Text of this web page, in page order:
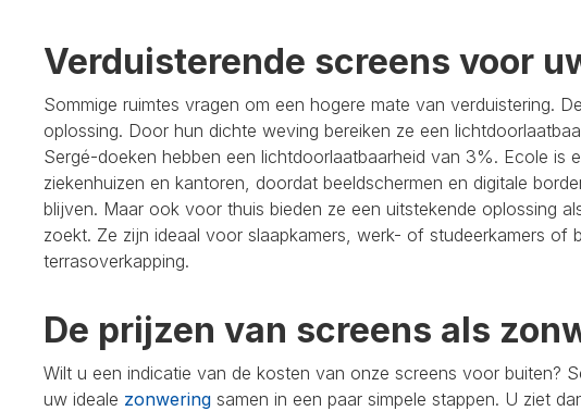
Verduisterende screens voor
Sommige ruimtes vragen om een hogere mate van verduistering.
oplossing. Door hun dichte weving bereiken ze een
Sergé-doeken hebben een lichtdoorlaatbaarheid van 3%. Ecole is
ziekenhuizen en kantoren, doordat beeldschermen en digitale
blijven. Maar ook voor thuis bieden ze een uitstekende oplossing
zoekt. Ze zijn ideaal voor slaapkamers, werk- of studeerkamers of
terrasoverkapping.
De prijzen van screens als
Wilt u een indicatie van de kosten van onze screens voor buiten?
uw ideale zonwering samen in een paar simpele stappen. U ziet